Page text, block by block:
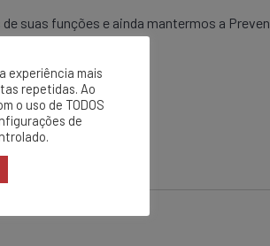
suas funções e ainda mantermos a
experiência mais
repetidas. Ao
o uso de TODOS
de